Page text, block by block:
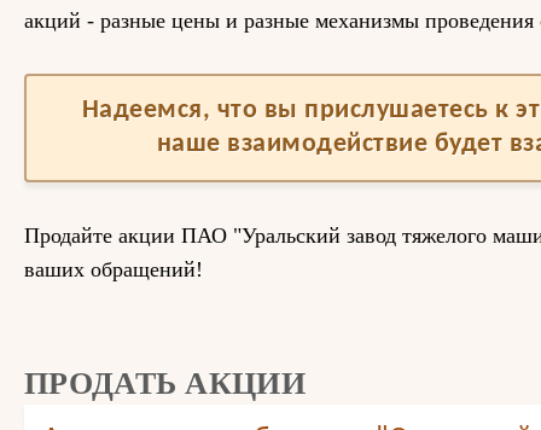
акций - разные цены и разные механизмы проведения
Надеемся, что вы прислушаетесь к
наше взаимодействие будет
Продайте акции ПАО "Уральский завод тяжелого
ваших обращений!
ПРОДАТЬ АКЦИИ